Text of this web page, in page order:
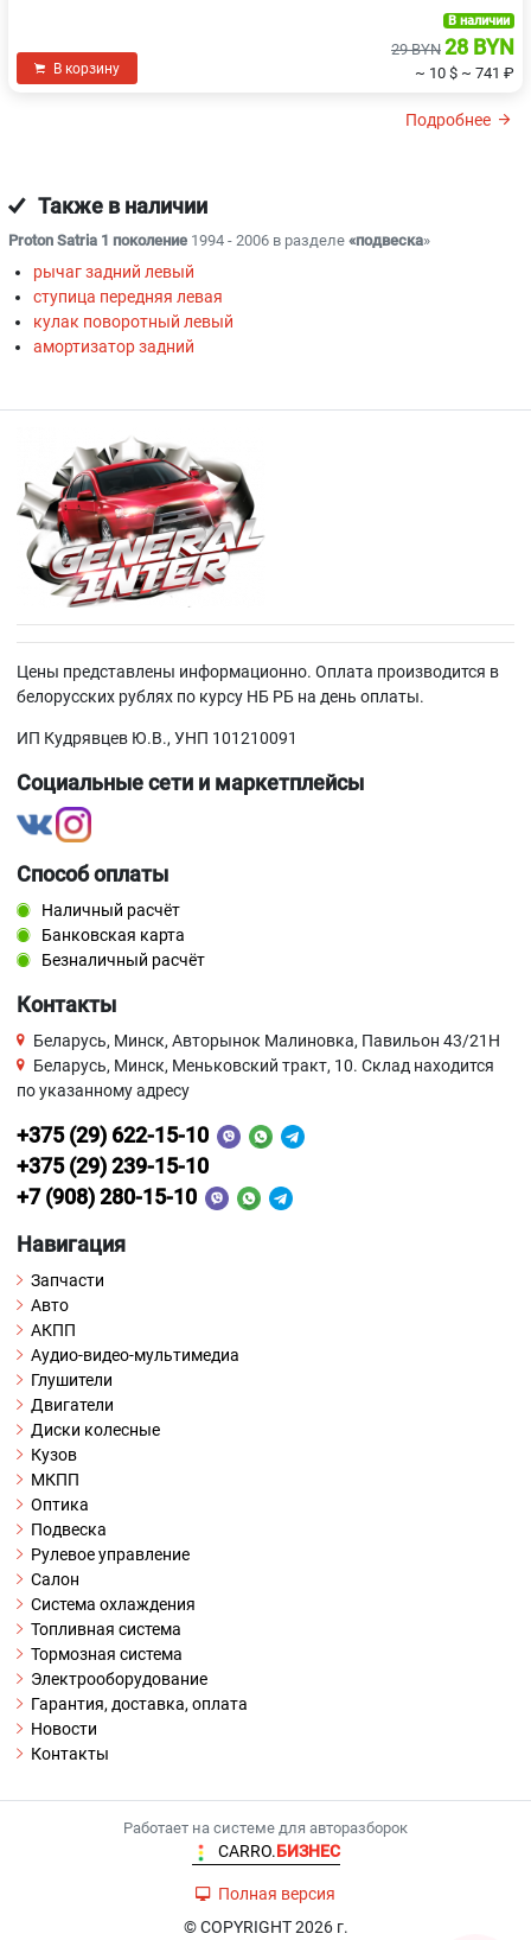
В корзину
В наличии
29 BYN 28 BYN
~ 10 $ ~ 741 ₽
Подробнее
Также в наличии
Proton Satria 1 поколение 1994 - 2006 в разделе «подвеска»
рычаг задний левый
ступица передняя левая
кулак поворотный левый
амортизатор задний
Цены представлены информационно. Оплата производится в
белорусских рублях по курсу НБ РБ на день оплаты.
ИП Кудрявцев Ю.В., УНП 101210091
Социальные сети и маркетплейсы
Способ оплаты
Наличный расчёт
Банковская карта
Безналичный расчёт
Контакты
Беларусь, Минск, Авторынок Малиновка, Павильон 43/21Н
Беларусь, Минск, Меньковский тракт, 10. Склад находится
по указанному адресу
+375 (29) 622-15-10
+375 (29) 239-15-10
+7 (908) 280-15-10
Навигация
Запчасти
Авто
АКПП
Аудио-видео-мультимедиа
Глушители
Двигатели
Диски колесные
Кузов
МКПП
Оптика
Подвеска
Рулевое управление
Салон
Система охлаждения
Топливная система
Тормозная система
Электрооборудование
Гарантия, доставка, оплата
Новости
Контакты
Работает на системе для авторазборок
CARRO.БИЗНЕС
Полная версия
© COPYRIGHT 2026 г.